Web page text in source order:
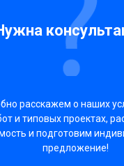
расскажем о наших
и типовых проектах,
и подготовим
предложение!